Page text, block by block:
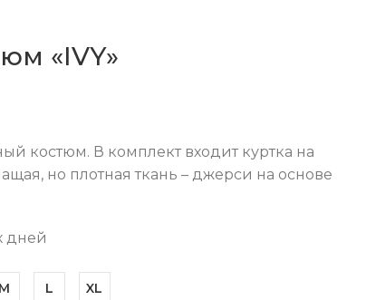
«IVY»
костюм. В комплект входит куртка на
но плотная ткань – джерси на основе
дней
M L XL